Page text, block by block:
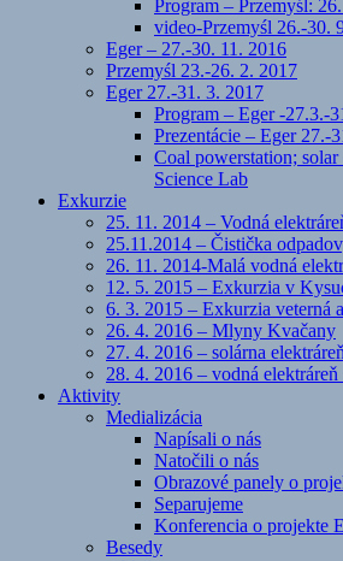
Program – Przemyśl:
video-Przemyśl 26.-30.
Eger – 27.-30. 11. 2016
Przemyśl 23.-26. 2. 2017
Eger 27.-31. 3. 2017
Program – Eger -27.3.-
Prezentácie – Eger 27.-
Coal powerstation;
Science Lab
Exkurzie
25. 11. 2014 – Vodná
25.11.2014 – Čistička
26. 11. 2014-Malá vodná
12. 5. 2015 – Exkurzia v
6. 3. 2015 – Exkurzia veterná
26. 4. 2016 – Mlyny Kvačany
27. 4. 2016 – solárna
28. 4. 2016 – vodná
Aktivity
Medializácia
Napísali o nás
Natočili o nás
Obrazové panely o
Separujeme
Konferencia o projekte
Besedy